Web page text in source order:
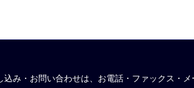
込み・お問い合わせは、お電話・ファックス・メ